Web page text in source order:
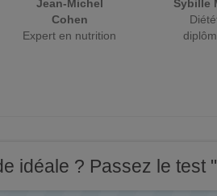
Jean-Michel
Cohen
Expert en nutrition
Sybille
idéale ? Passez le test